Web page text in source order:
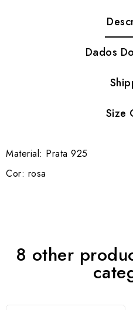
Dados
Size
Material: Prata 925
Cor: rosa
8 other